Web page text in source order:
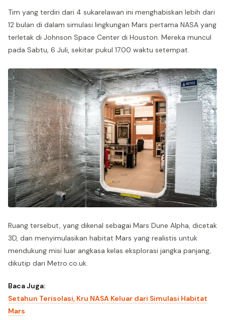
Tim yang terdiri dari 4 sukarelawan ini menghabiskan lebih dari
12 bulan di dalam simulasi lingkungan Mars pertama NASA yang
terletak di Johnson Space Center di Houston. Mereka muncul
pada Sabtu, 6 Juli, sekitar pukul 17.00 waktu setempat.
Ruang tersebut, yang dikenal sebagai Mars Dune Alpha, dicetak
3D, dan menyimulasikan habitat Mars yang realistis untuk
mendukung misi luar angkasa kelas eksplorasi jangka panjang,
dikutip dari Metro.co.uk.
Baca Juga:
Setahun Terisolasi, Kru NASA Keluar dari Simulasi Habitat
Mars